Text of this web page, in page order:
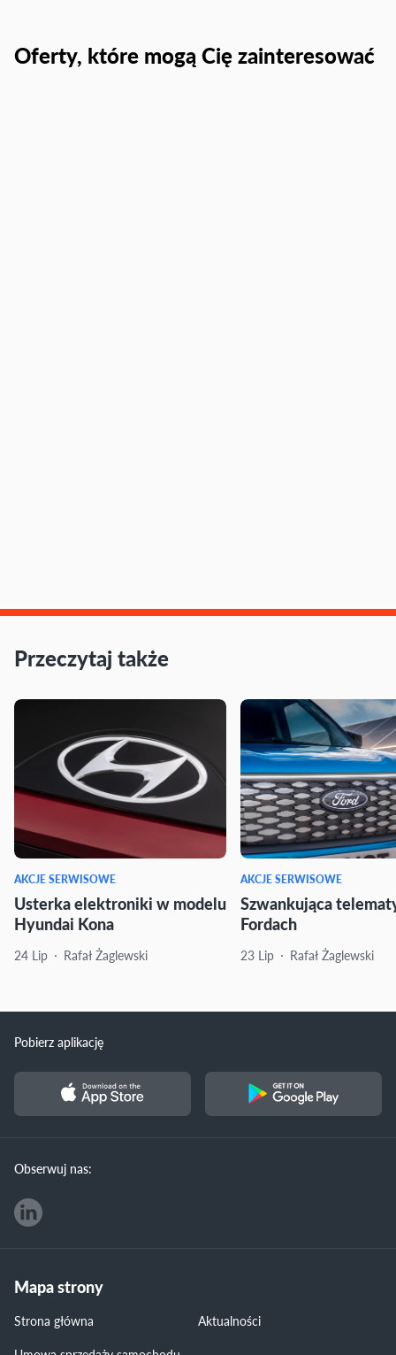
Oferty, które mogą Cię zainteresować
Przeczytaj także
AKCJE SERWISOWE
Usterka elektroniki w modelu
Hyundai Kona
24 Lip Rafał Żaglewski
AKCJE SERWISOWE
Szwankująca
Fordach
23 Lip Rafał Żaglewski
Pobierz aplikację
Obserwuj nas:
Mapa strony
Strona główna
Aktualności